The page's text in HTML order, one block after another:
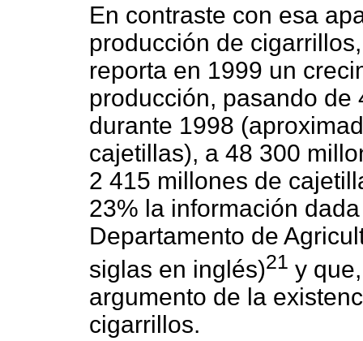
En contraste con esa
producción de
reporta en 1999 un
producción, pasando
durante 1998
cajetillas), a 48 300
2 415 millones de
23% la información
Departamento de
siglas en inglés)21 y
argumento de la
cigarrillos.